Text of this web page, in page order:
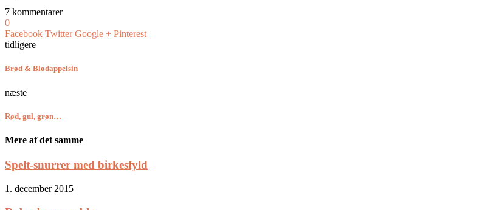
7 kommentarer
0
Facebook Twitter Google + Pinterest
tidligere
Brød & Blodappelsin
næste
Rød, gul, grøn…
Mere af det samme
Spelt-snurrer med birkesfyld
1. december 2015